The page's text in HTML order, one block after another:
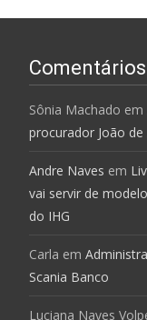
Comentários
Sônia Machado em
procurador João
Andre Naves em
vai servir de
do IHG
Carla em
Scania Banco
Luciana Naves